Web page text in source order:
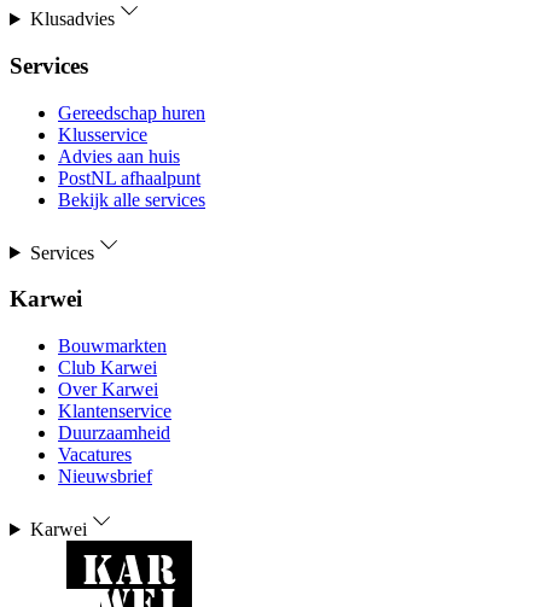
Klusadvies
Services
Gereedschap huren
Klusservice
Advies aan huis
PostNL afhaalpunt
Bekijk alle services
Services
Karwei
Bouwmarkten
Club Karwei
Over Karwei
Klantenservice
Duurzaamheid
Vacatures
Nieuwsbrief
Karwei